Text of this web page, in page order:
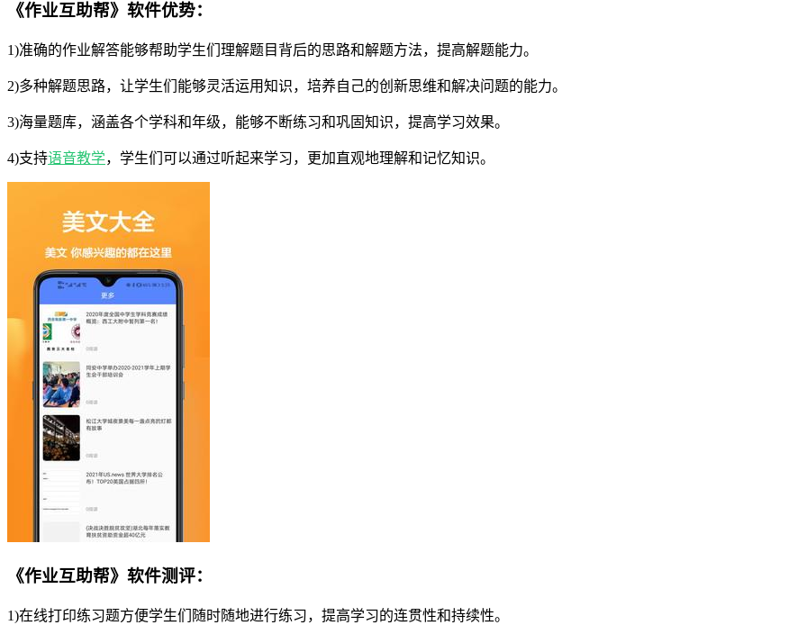
《作业互助帮》软件优势：
1)准确的作业解答能够帮助学生们理解题目背后的思路和解题方法，提高解题能力。
2)多种解题思路，让学生们能够灵活运用知识，培养自己的创新思维和解决问题的能力。
3)海量题库，涵盖各个学科和年级，能够不断练习和巩固知识，提高学习效果。
4)支持语音教学，学生们可以通过听起来学习，更加直观地理解和记忆知识。
《作业互助帮》软件测评：
1)在线打印练习题方便学生们随时随地进行练习，提高学习的连贯性和持续性。